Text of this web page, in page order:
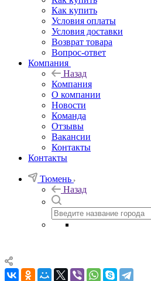
Как купить
Условия оплаты
Условия доставки
Возврат товара
Вопрос-ответ
Компания
Назад
Компания
О компании
Новости
Команда
Отзывы
Вакансии
Контакты
Контакты
Тюмень
Назад